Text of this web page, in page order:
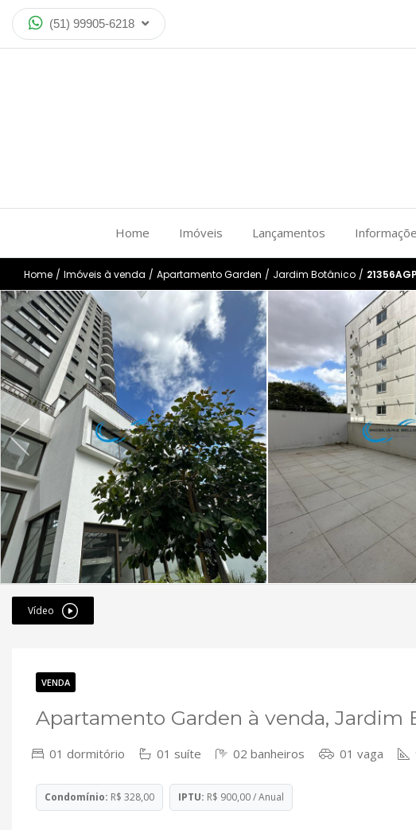
(51) 99905-6218
Home Imóveis Lançamentos
Home / Imóveis à venda / Apartamento Garden / Jardim Botânico /
Vídeo
VENDA
Apartamento Garden à venda, Jardim
01 dormitório 01 suíte 02 banheiros 01 vaga
Condomínio: R$ 328,00 IPTU: R$ 900,00 / Anual